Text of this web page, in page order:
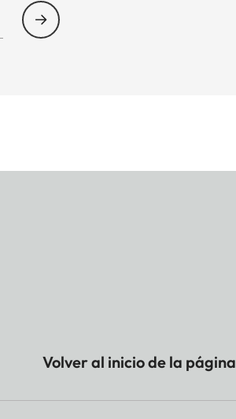
Volver al inicio de la página